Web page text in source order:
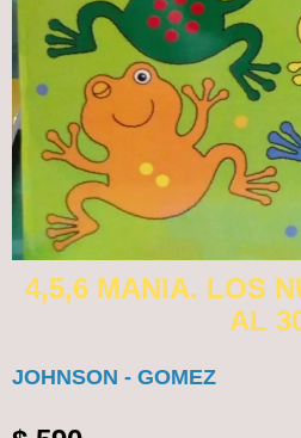
4,5,6 MANIA. LOS
AL
JOHNSON - GOMEZ